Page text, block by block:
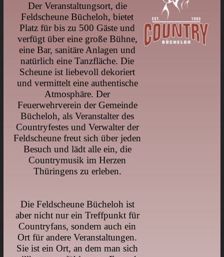
Der Veranstaltungsort, die
Feldscheune Bücheloh, bietet
Platz für bis zu 500 Gäste und
verfügt über eine große Bühne,
eine Bar, sanitäre Anlagen und
natürlich eine Tanzfläche. Die
Scheune ist liebevoll dekoriert
und vermittelt eine authentische
Atmosphäre. Der
Feuerwehrverein der Gemeinde
Bücheloh, als Veranstalter des
Countryfestes und Verwalter der
Feldscheune freut sich über jeden
Besuch und lädt alle ein, die
Countrymusik im Herzen
Thüringens zu erleben.
Die Feldscheune Bücheloh ist
aber nicht nur ein Treffpunkt für
Countryfans, sondern auch ein
Ort für andere Veranstaltungen.
Sie ist ein Ort, an dem man sich